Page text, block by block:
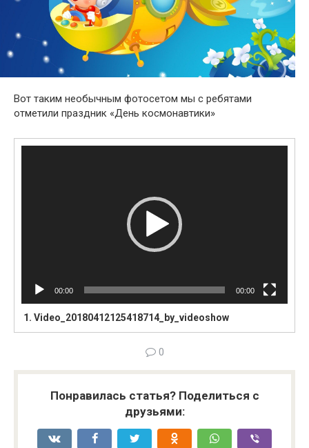
Вот таким необычным фотосетом мы с ребятами
отметили праздник «День космонавтики»
00:00 00:00
1. Video_20180412125418714_by_videoshow
0
Понравилась статья? Поделиться с
друзьями: